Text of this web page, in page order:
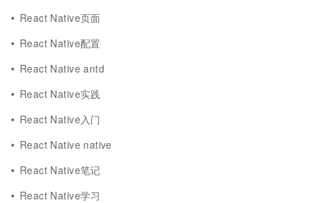
React Native页面
React Native配置
React Native antd
React Native实践
React Native入门
React Native native
React Native笔记
React Native学习